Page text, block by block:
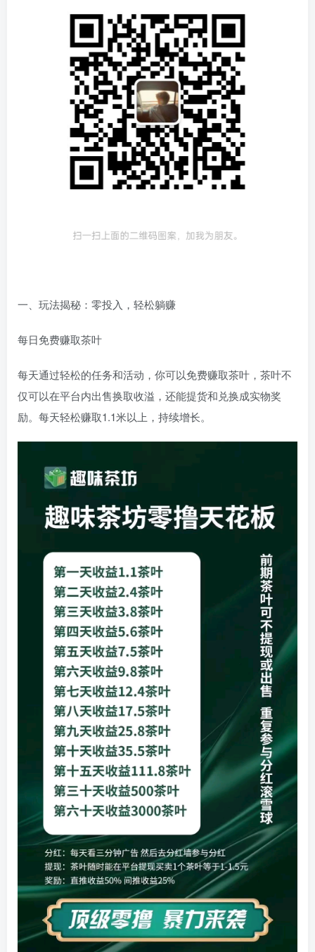
一、玩法揭秘：零投入，轻松躺赚
每日免费赚取茶叶
每天通过轻松的任务和活动，你可以免费赚取茶叶，茶叶不
仅可以在平台内出售换取收溢，还能提货和兑换成实物奖
励。每天轻松赚取1.1米以上，持续增长。